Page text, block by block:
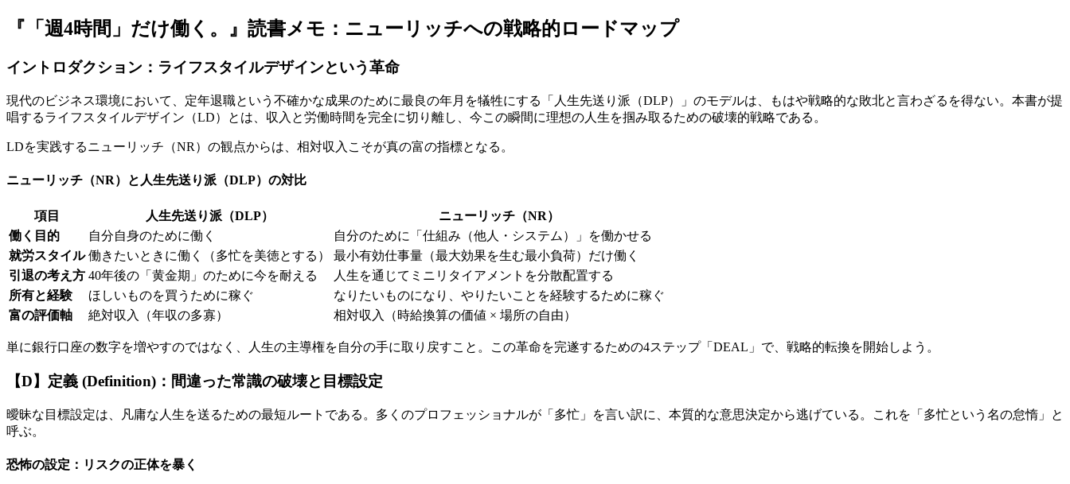
『「週4時間」だけ働く。』読書メモ：ニューリッチへの戦略的ロードマップ
イントロダクション：ライフスタイルデザインという革命
現代のビジネス環境において、定年退職という不確かな成果のために最良の年月を犠牲にする「人生先送り派（DLP）」のモデルは、もはや戦略的な敗北と言わざるを得ない。本書が提
唱するライフスタイルデザイン（LD）とは、収入と労働時間を完全に切り離し、今この瞬間に理想の人生を掴み取るための破壊的戦略である。
LDを実践するニューリッチ（NR）の観点からは、相対収入こそが真の富の指標となる。
ニューリッチ（NR）と人生先送り派（DLP）の対比
項目 人生先送り派（DLP）
ニューリッチ（NR）
働く目的
自分自身のために働く
自分のために「仕組み（他人・システム）」を働かせる
就労スタイル 働きたいときに働く（多忙を美徳とする）
最小有効仕事量（最大効果を生む最小負荷）だけ働く
引退の考え方 40年後の「黄金期」のために今を耐える
人生を通じてミニリタイアメントを分散配置する
所有と経験
ほしいものを買うために稼ぐ
なりたいものになり、やりたいことを経験するために稼ぐ
富の評価軸
絶対収入（年収の多寡） 相対収入（時給換算の価値 × 場所の自由）
単に銀行口座の数字を増やすのではなく、人生の主導権を自分の手に取り戻すこと。この革命を完遂するための4ステップ「DEAL」で、戦略的転換を開始しよう。
【D】定義 (Definition)：間違った常識の破壊と目標設定
曖昧な目標設定は、凡庸な人生を送るための最短ルートである。多くのプロフェッショナルが「多忙」を言い訳に、本質的な意思決定から逃げている。これを「多忙という名の怠惰」と
呼ぶ。
恐怖の設定：リスクの正体を暴く